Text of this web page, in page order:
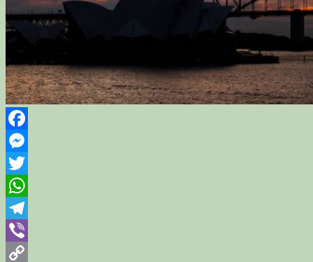
Facebook
Messenger
Twitter
WhatsApp
Telegram
Viber